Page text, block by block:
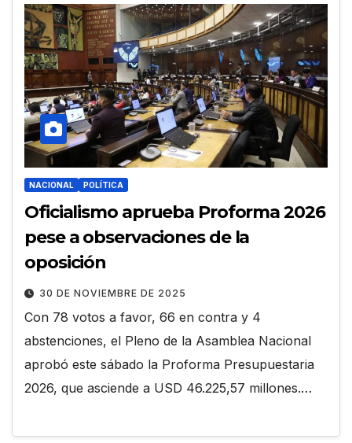
NACIONAL POLÍTICA
Oficialismo aprueba Proforma 2026
pese a observaciones de la
oposición
30 DE NOVIEMBRE DE 2025
Con 78 votos a favor, 66 en contra y 4
abstenciones, el Pleno de la Asamblea Nacional
aprobó este sábado la Proforma Presupuestaria
2026, que asciende a USD 46.225,57 millones.…